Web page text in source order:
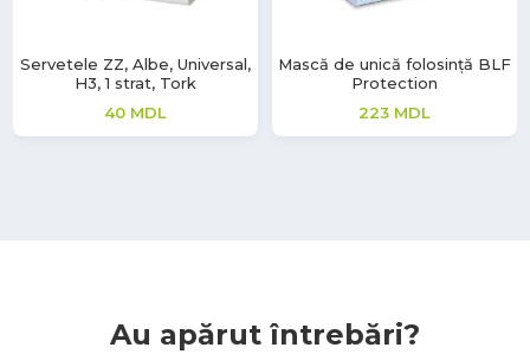
Servetele ZZ, Albe, Universal,
H3, 1 strat, Tork
40 MDL
Mască de unică folosință BLF
Protection
223 MDL
Au apărut întrebări?